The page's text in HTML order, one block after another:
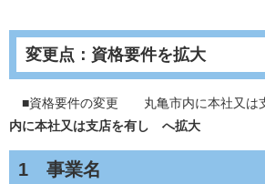
変更点：資格要件を拡大
■資格要件の変更 丸亀市内に本社又
内に本社又は支店を有し へ拡大
1 事業名